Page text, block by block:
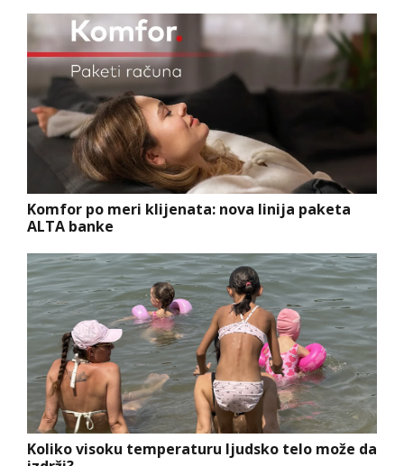
Komfor po meri klijenata: nova linija paketa
ALTA banke
Koliko visoku temperaturu ljudsko telo može da